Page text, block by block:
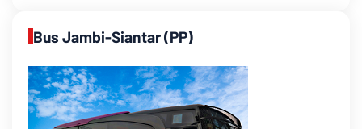
Bus Jambi-Siantar (PP)